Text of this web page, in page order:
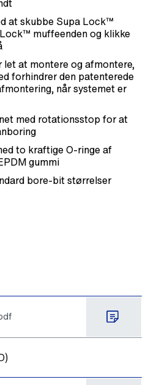
at skubbe Supa Lock™
muffeenden og klikke
let at montere og afmontere,
forhindrer den patenterede
når systemet er
med rotationsstop for at
to kraftige O-ringe af
gummi
bore-bit størrelser